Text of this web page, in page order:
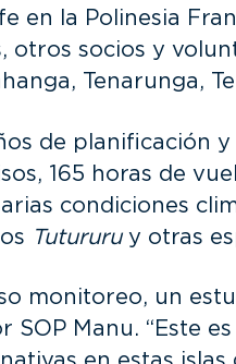
en la Polinesia
socios y
Tenarunga,
de planificación
165 horas de
condiciones
Tutururuy otras
monitoreo, un
SOP Manu. “Este